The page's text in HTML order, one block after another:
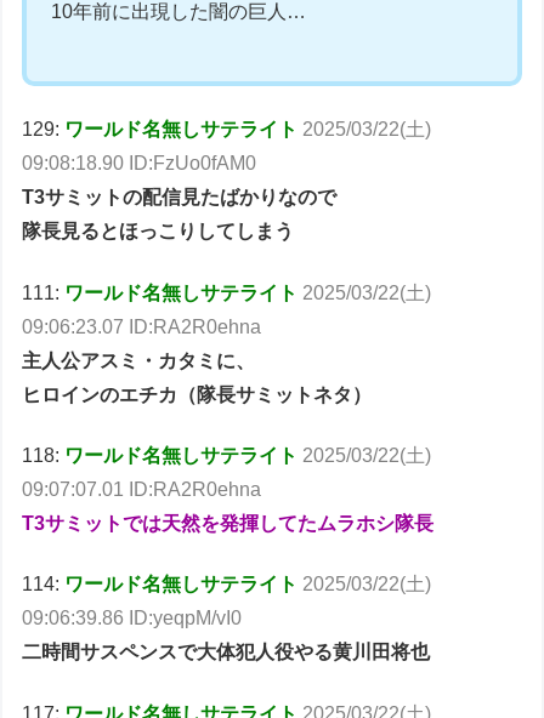
10年前に出現した闇の巨人…
129: ワールド名無しサテライト 2025/03/22(土)
09:08:18.90 ID:FzUo0fAM0
T3サミットの配信見たばかりなので
隊長見るとほっこりしてしまう
111: ワールド名無しサテライト 2025/03/22(土)
09:06:23.07 ID:RA2R0ehna
主人公アスミ・カタミに、
ヒロインのエチカ（隊長サミットネタ）
118: ワールド名無しサテライト 2025/03/22(土)
09:07:07.01 ID:RA2R0ehna
T3サミットでは天然を発揮してたムラホシ隊長
114: ワールド名無しサテライト2025/03/22(土)
09:06:39.86 ID:yeqpM/vI0
二時間サスペンスで大体犯人役やる黄川田将也
117: ワールド名無しサテライト 2025/03/22(土)